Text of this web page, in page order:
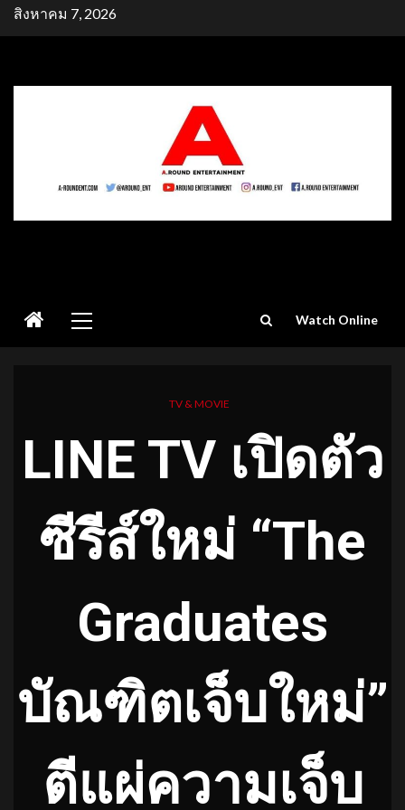
Skipสิงหาคม 7, 2026
Menu
Watch Online
TV & MOVIE
LINE TV เปิดตัว
ซีรีส์ใหม่ “The
Graduates
บัณฑิตเจ็บใหม่”
ตีแผ่ความเจ็บ